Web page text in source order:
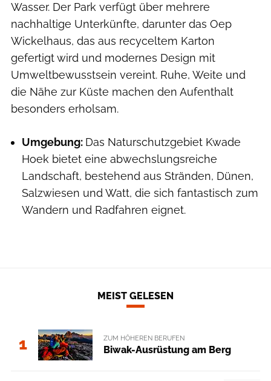
Wasser. Der Park verfügt über mehrere
nachhaltige Unterkünfte, darunter das Oep
Wickelhaus, das aus recyceltem Karton
gefertigt wird und modernes Design mit
Umweltbewusstsein vereint. Ruhe, Weite und
die Nähe zur Küste machen den Aufenthalt
besonders erholsam.
Umgebung: Das Naturschutzgebiet Kwade
Hoek bietet eine abwechslungsreiche
Landschaft, bestehend aus Stränden, Dünen,
Salzwiesen und Watt, die sich fantastisch zum
Wandern und Radfahren eignet.
MEIST GELESEN
1 ZUM HÖHEREN BERUFEN
Biwak-Ausrüstung am Berg